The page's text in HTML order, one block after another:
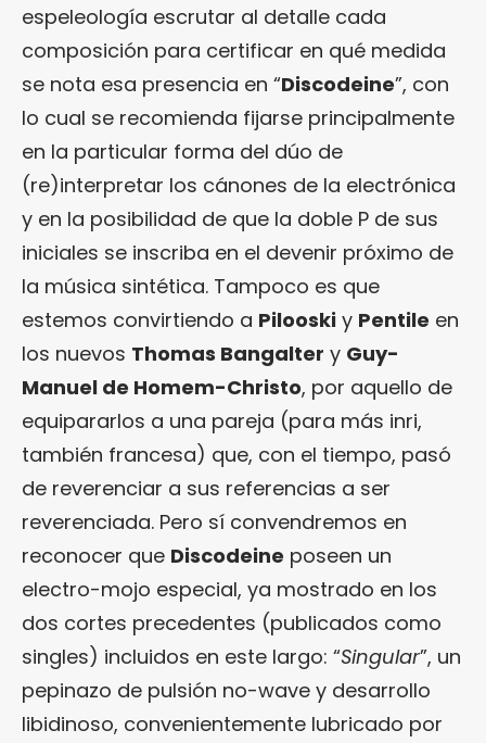
espeleología escrutar al detalle cada
composición para certificar en qué medida
se nota esa presencia en “Discodeine”, con
lo cual se recomienda fijarse principalmente
en la particular forma del dúo de
(re)interpretar los cánones de la electrónica
y en la posibilidad de que la doble P de sus
iniciales se inscriba en el devenir próximo de
la música sintética. Tampoco es que
estemos convirtiendo a Pilooski y Pentile en
los nuevos Thomas Bangalter y Guy-
Manuel de Homem-Christo, por aquello de
equipararlos a una pareja (para más inri,
también francesa) que, con el tiempo, pasó
de reverenciar a sus referencias a ser
reverenciada. Pero sí convendremos en
reconocer que Discodeine poseen un
electro-mojo especial, ya mostrado en los
dos cortes precedentes (publicados como
singles) incluidos en este largo: “Singular”, un
pepinazo de pulsión no-wave y desarrollo
libidinoso, convenientemente lubricado por